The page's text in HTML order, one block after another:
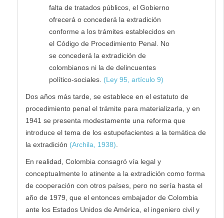
falta de tratados públicos, el Gobierno
ofrecerá o concederá la extradición
conforme a los trámites establecidos en
el Código de Procedimiento Penal. No
se concederá la extradición de
colombianos ni la de delincuentes
político-sociales. (Ley 95, artículo 9)
Dos años más tarde, se establece en el estatuto de
procedimiento penal el trámite para materializarla, y en
1941 se presenta modestamente una reforma que
introduce el tema de los estupefacientes a la temática de
la extradición (Archila, 1938).
En realidad, Colombia consagró vía legal y
conceptualmente lo atinente a la extradición como forma
de cooperación con otros países, pero no sería hasta el
año de 1979, que el entonces embajador de Colombia
ante los Estados Unidos de América, el ingeniero civil y